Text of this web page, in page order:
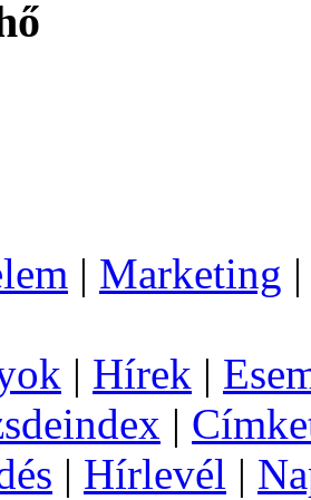
| Marketing
| Hírek |
|
| Hírlevél |